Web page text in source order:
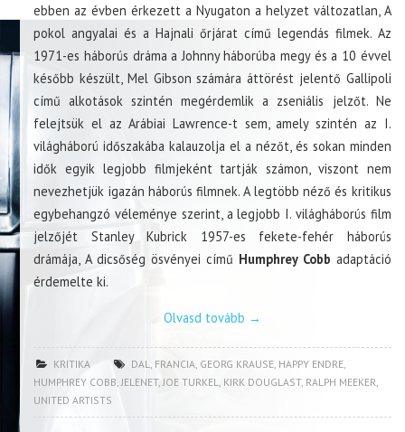
ebben az évben érkezett a Nyugaton a helyzet változatlan, A
pokol angyalai és a Hajnali őrjárat című legendás filmek. Az
1971-es háborús dráma a Johnny háborúba megy és a 10 évvel
később készült, Mel Gibson számára áttörést jelentő Gallipoli
című alkotások szintén megérdemlik a zseniális jelzőt. Ne
felejtsük el az Arábiai Lawrence-t sem, amely szintén az I.
világháború időszakába kalauzolja el a nézőt, és sokan minden
idők egyik legjobb filmjeként tartják számon, viszont nem
nevezhetjük igazán háborús filmnek. A legtöbb néző és kritikus
egybehangzó véleménye szerint, a legjobb I. világháborús film
jelzőjét Stanley Kubrick 1957-es fekete-fehér háborús
drámája, A dicsőség ösvényei című Humphrey Cobb adaptáció
érdemelte ki.
Olvasd tovább →
KRITIKA DAL FRANCIA GEORG KRAUSE HAPPY ENDRE
HUMPHREY COBB JELENET, JOE TURKEL KIRK DOUGLAST, RALPH MEEKER
UNITED ARTISTS